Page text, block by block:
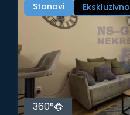
Stanovi Ekskluzivno
360°